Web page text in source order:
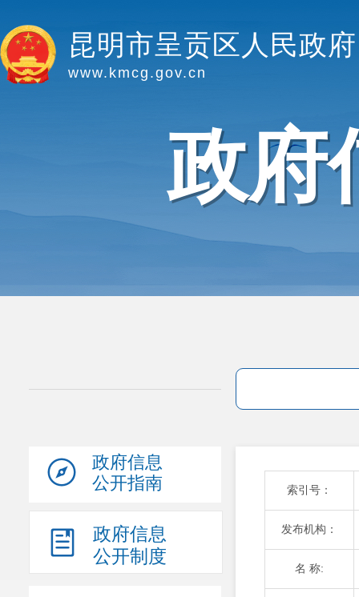
昆明市呈贡区人民政府
www.kmcg.gov.cn
政府
政府信息
公开指南
政府信息
公开制度
索引号：
发布机构：
名 称: